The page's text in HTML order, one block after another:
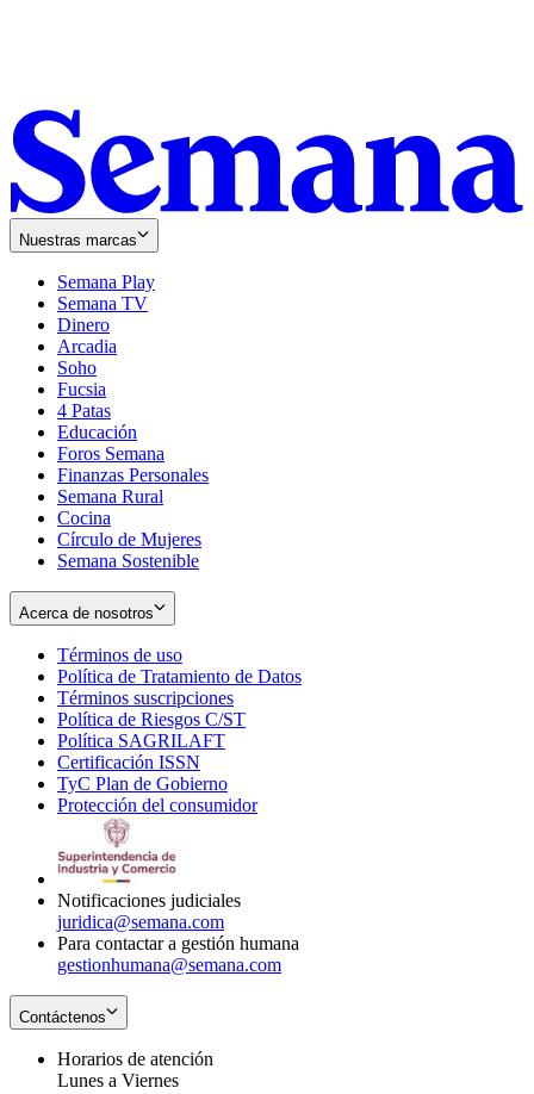
Nuestras marcas
Semana Play
Semana TV
Dinero
Arcadia
Soho
in
new
window
Fucsia
in
new
window
4 Patas
Educación
Foros Semana
Finanzas Personales
Semana Rural
Cocina
Círculo de Mujeres
Semana Sostenible
Acerca de nosotros
Términos de uso
in
new
window
Política de Tratamiento de Datos
Términos suscripciones
in
Política de Riesgos C/ST
Política SAGRILAFT
new
window
Certificación ISSN
in
new
TyC Plan de Gobierno
in
Protección del consumidorOpens
Notificaciones judiciales
juridica@semana.com
Para contactar a gestión humana
gestionhumana@semana.com
Contáctenos
Horarios de atención
Lunes a Viernes